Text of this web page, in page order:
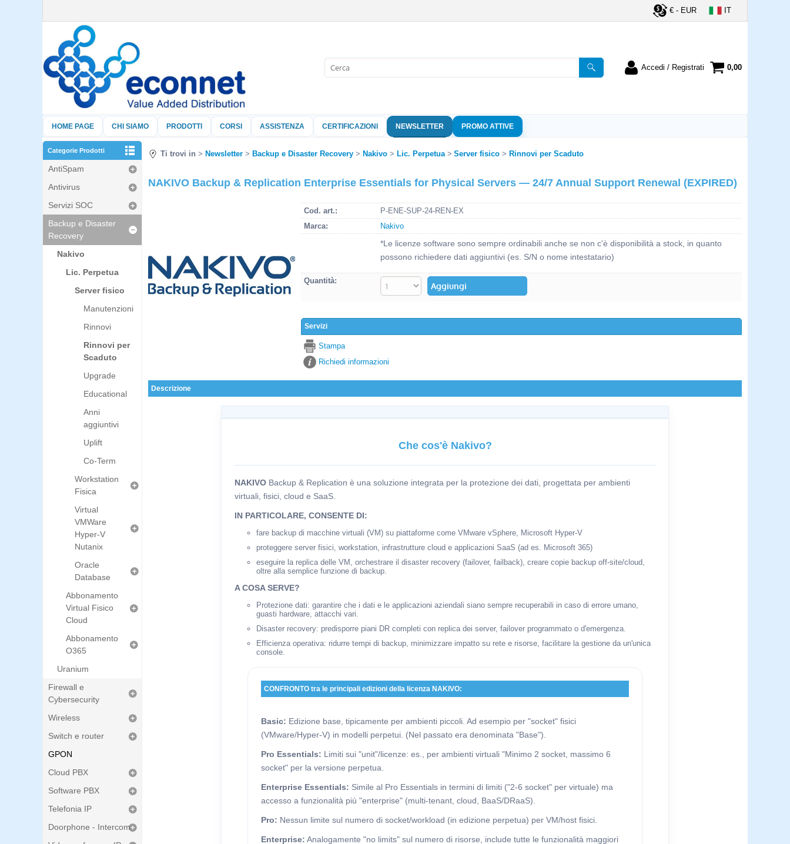
€ - EUR IT
Accedi / Registrati
nome utente e la password e poi
clicca sul pulsante "Accedi"
Password:
Hai perso la password?
0,00
HOME PAGE CHI SIAMO PRODOTTI CORSI ASSISTENZA CERTIFICAZIONI NEWSLETTER PROMO ATTIVE
Categorie Prodotti
AntiSpam
Antivirus
Servizi SOC
Backup e Disaster
Recovery
Nakivo
Lic. Perpetua
Server fisico
Manutenzioni
Rinnovi
Rinnovi per
Scaduto
Upgrade
Educational
Anni
aggiuntivi
Uplift
Co-Term
Workstation
Fisica
Virtual
VMWare
Hyper-V
Nutanix
Oracle
Database
Abbonamento
Virtual Fisico
Cloud
Abbonamento
O365
Uranium
Firewall e
Cybersecurity
Wireless
Switch e router
GPON
Cloud PBX
Software PBX
Telefonia IP
Doorphone - Intercom
Ti trovi in Newsletter Backup e Disaster Recovery Nakivo Lic. Perpetua Server fisico Rinnovi per Scaduto
NAKIVO Backup & Replication Enterprise Essentials for Physical Servers — 24/7 Annual Support Renewal (EXPIRED)
Cod. art.:
P-ENE-SUP-24-REN-EX
Marca:
Nakivo
*Le licenze software sono sempre ordinabili anche se non c'è disponibilità a stock, in quanto
possono richiedere dati aggiuntivi (es. S/N o nome intestatario)
Quantità:
Servizi
Stampa
Richiedi informazioni
Descrizione
Che cos'è Nakivo?
NAKIVO Backup & Replication è una soluzione integrata per la protezione dei dati, progettata per ambienti
virtuali, fisici, cloud e SaaS.
IN PARTICOLARE, CONSENTE DI:
fare backup di macchine virtuali (VM) su piattaforme come VMware vSphere, Microsoft Hyper-V
proteggere server fisici, workstation, infrastrutture cloud e applicazioni SaaS (ad es. Microsoft 365)
eseguire la replica delle VM, orchestrare il disaster recovery (failover, failback), creare copie backup off-site/cloud,
oltre alla semplice funzione di backup.
A COSA SERVE?
Protezione dati: garantire che i dati e le applicazioni aziendali siano sempre recuperabili in caso di errore umano,
guasti hardware, attacchi vari.
Disaster recovery: predisporre piani DR completi con replica dei server, failover programmato o d'emergenza.
Efficienza operativa: ridurre tempi di backup, minimizzare impatto su rete e risorse, facilitare la gestione da un'unica
console.
CONFRONTO tra le principali edizioni della licenza NAKIVO:
Basic: Edizione base, tipicamente per ambienti piccoli. Ad esempio per "socket" fisici
(VMware/Hyper-V) in modelli perpetui. (Nel passato era denominata "Base").
Pro Essentials: Limiti sui "unit"/licenze: es., per ambienti virtuali "Minimo 2 socket, massimo 6
socket" per la versione perpetua.
Enterprise Essentials: Simile al Pro Essentials in termini di limiti ("2-6 socket" per virtuale) ma
accesso a funzionalità più "enterprise" (multi-tenant, cloud, BaaS/DRaaS).
Pro: Nessun limite sul numero di socket/workload (in edizione perpetua) per VM/host fisici.
Enterprise: Analogamente "no limits" sul numero di risorse, include tutte le funzionalità maggiori